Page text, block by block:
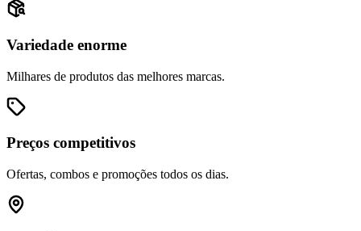
Variedade enorme
Milhares de produtos das melhores marcas.
Preços competitivos
Ofertas, combos e promoções todos os dias.